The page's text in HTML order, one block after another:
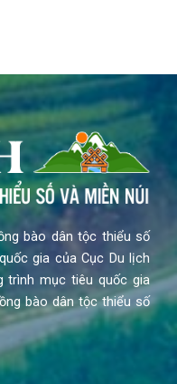
bào dân tộc thiểu số
gia của Cục Du lịch
trình mục tiêu quốc gia
bào dân tộc thiểu số